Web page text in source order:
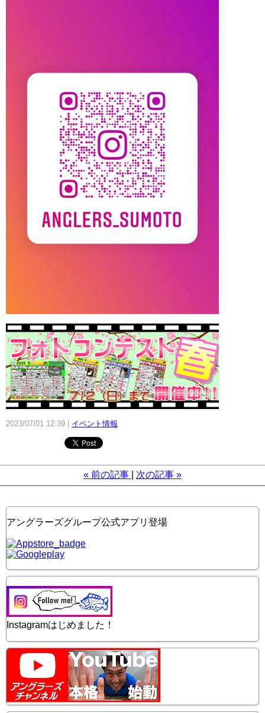
2023/07/01 12:39 イベント情報
« 前の記事 次の記事 »
アングラーズグループ公式アプリ登場
Instagramはじめました！